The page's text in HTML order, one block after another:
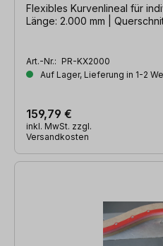
Flexibles Kurvenlineal für
Länge: 2.000 mm |
Art.-Nr.: PR-KX2000
Auf Lager, Lieferung in 1-2
159,79 €
inkl. MwSt. zzgl.
Versandkosten